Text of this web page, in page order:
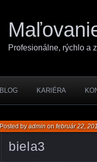
Profesionálne, rýchlo a
BLOG KARIÉRA
biela3
Posted byadminonfebruár 22,